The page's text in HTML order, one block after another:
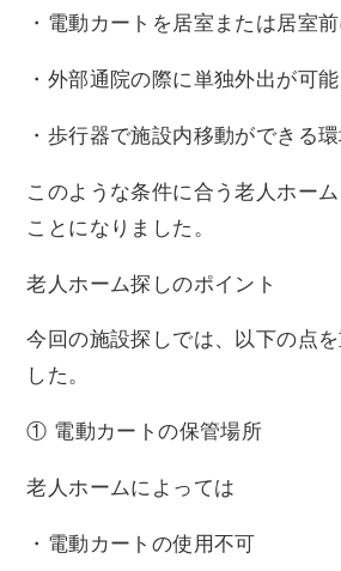
・電動カートを居室または居室
・外部通院の際に単独外出が可能
・歩行器で施設内移動ができる
このような条件に合う老人ホー
ことになりました。
老人ホーム探しのポイント
今回の施設探しでは、以下の点
した。
① 電動カートの保管場所
老人ホームによっては
・電動カートの使用不可